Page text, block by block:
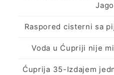
Raspored cisterni sa
Voda u Ćupriji nije
Ćuprija 35-Izdajem